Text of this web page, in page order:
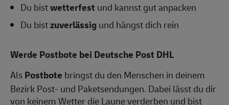
Du bistwetterfest und kannst gut anpacken
Du bistzuverlässigund hängst dich rein
Werde Postbote bei Deutsche Post DHL
AlsPostbote bringst du den Menschen in deinem
Bezirk Post- und Paketsendungen. Dabei lässt du dir
von keinem Wetter die Laune verderben und bist